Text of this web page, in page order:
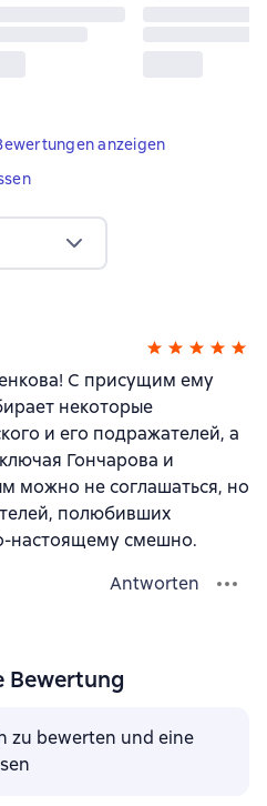
anzeigen
С присущим ему
некоторые
и его подражателей, а
Гончарова и
можно не соглашаться, но
полюбивших
настоящему смешно.
Antworten
Bewertung
zu bewerten und eine